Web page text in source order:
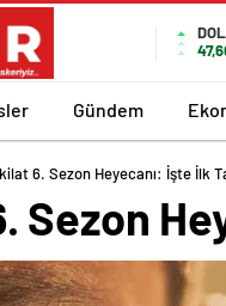
Gündem
6. Sezon Heyecanı: İşte İlk
Sezon